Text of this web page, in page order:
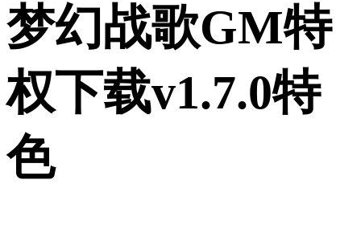
梦幻战歌GM特
权下载v1.7.0特
色